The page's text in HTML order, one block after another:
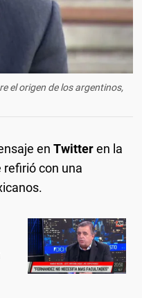
el origen de los argentinos,
en Twitteren la
refirió con una